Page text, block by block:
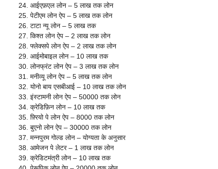
आईएफ़एल लोन – 5 लाख तक लोन
पेटीएम लोन ऐप – 5 लाख तक लोन
टाटा न्यू लोन – 5 लाख तक
किश्त लोन ऐप – 2 लाख तक लोन
फ्लेक्सपे लोन ऐप – 2 लाख तक लोन
आईमोबाइल लोन – 10 लाख तक
लोनफ्रंट लोन ऐप – 3 लाख तक लोन
मनीव्यू लोन ऐप – 5 लाख तक लोन
योनो बाय एसबीआई – 10 लाख तक लोन
इंस्टामनी लोन ऐप – 50000 तक लोन
क्रेडिफ़िन लोन – 10 लाख तक
फ़्रियो पे लोन ऐप – 8000 तक लोन
बुएनो लोन ऐप – 30000 तक लोन
मन्नपुरम गोल्ड लोन – योग्यता के अनुसार
आमेजन पे लेटर – 1 लाख तक लोन
क्रेडिटमंत्री लोन – 10 लाख तक